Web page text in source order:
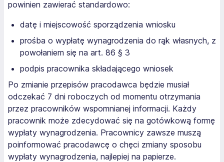
powinien zawierać standardowo:
datę i miejscowość sporządzenia wniosku
prośba o wypłatę wynagrodzenia do rąk własnych, z
powołaniem się na art. 86 § 3
podpis pracownika składającego wniosek
Po zmianie przepisów pracodawca będzie musiał
odczekać 7 dni roboczych od momentu otrzymania
przez pracowników wspomnianej informacji. Każdy
pracownik może zdecydować się na gotówkową formę
wypłaty wynagrodzenia. Pracownicy zawsze muszą
poinformować pracodawcę o chęci zmiany sposobu
wypłaty wynagrodzenia, najlepiej na papierze.